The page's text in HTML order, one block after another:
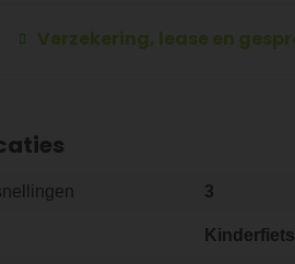
Verzekering, lease en
3